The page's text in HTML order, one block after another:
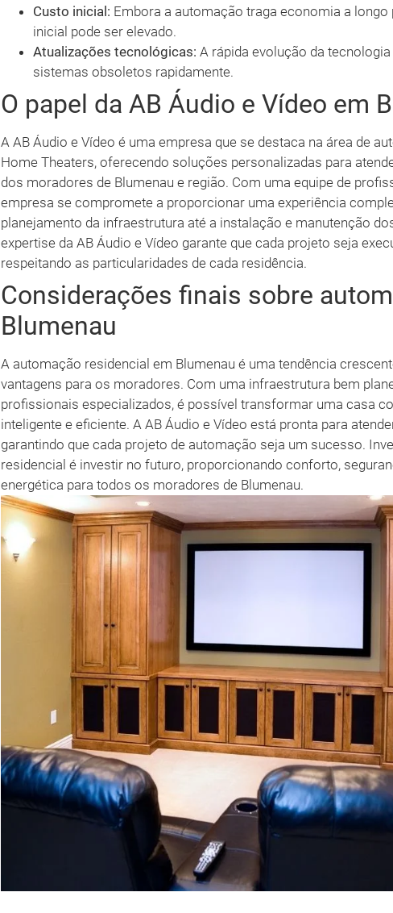
Custo inicial: Embora a automação traga economia a longo
inicial pode ser elevado.
Atualizações tecnológicas: A rápida evolução da
sistemas obsoletos rapidamente.
O papel da AB Áudio e Vídeo em
A AB Áudio e Vídeo é uma empresa que se destaca na área de
Home Theaters, oferecendo soluções personalizadas para
dos moradores de Blumenau e região. Com uma equipe de
empresa se compromete a proporcionar uma experiência
planejamento da infraestrutura até a instalação e manutenção
expertise da AB Áudio e Vídeo garante que cada projeto seja
respeitando as particularidades de cada residência.
Considerações finais sobre
Blumenau
A automação residencial em Blumenau é uma tendência
vantagens para os moradores. Com uma infraestrutura bem
profissionais especializados, é possível transformar uma casa
inteligente e eficiente. A AB Áudio e Vídeo está pronta para
garantindo que cada projeto de automação seja um sucesso.
residencial é investir no futuro, proporcionando conforto,
energética para todos os moradores de Blumenau.